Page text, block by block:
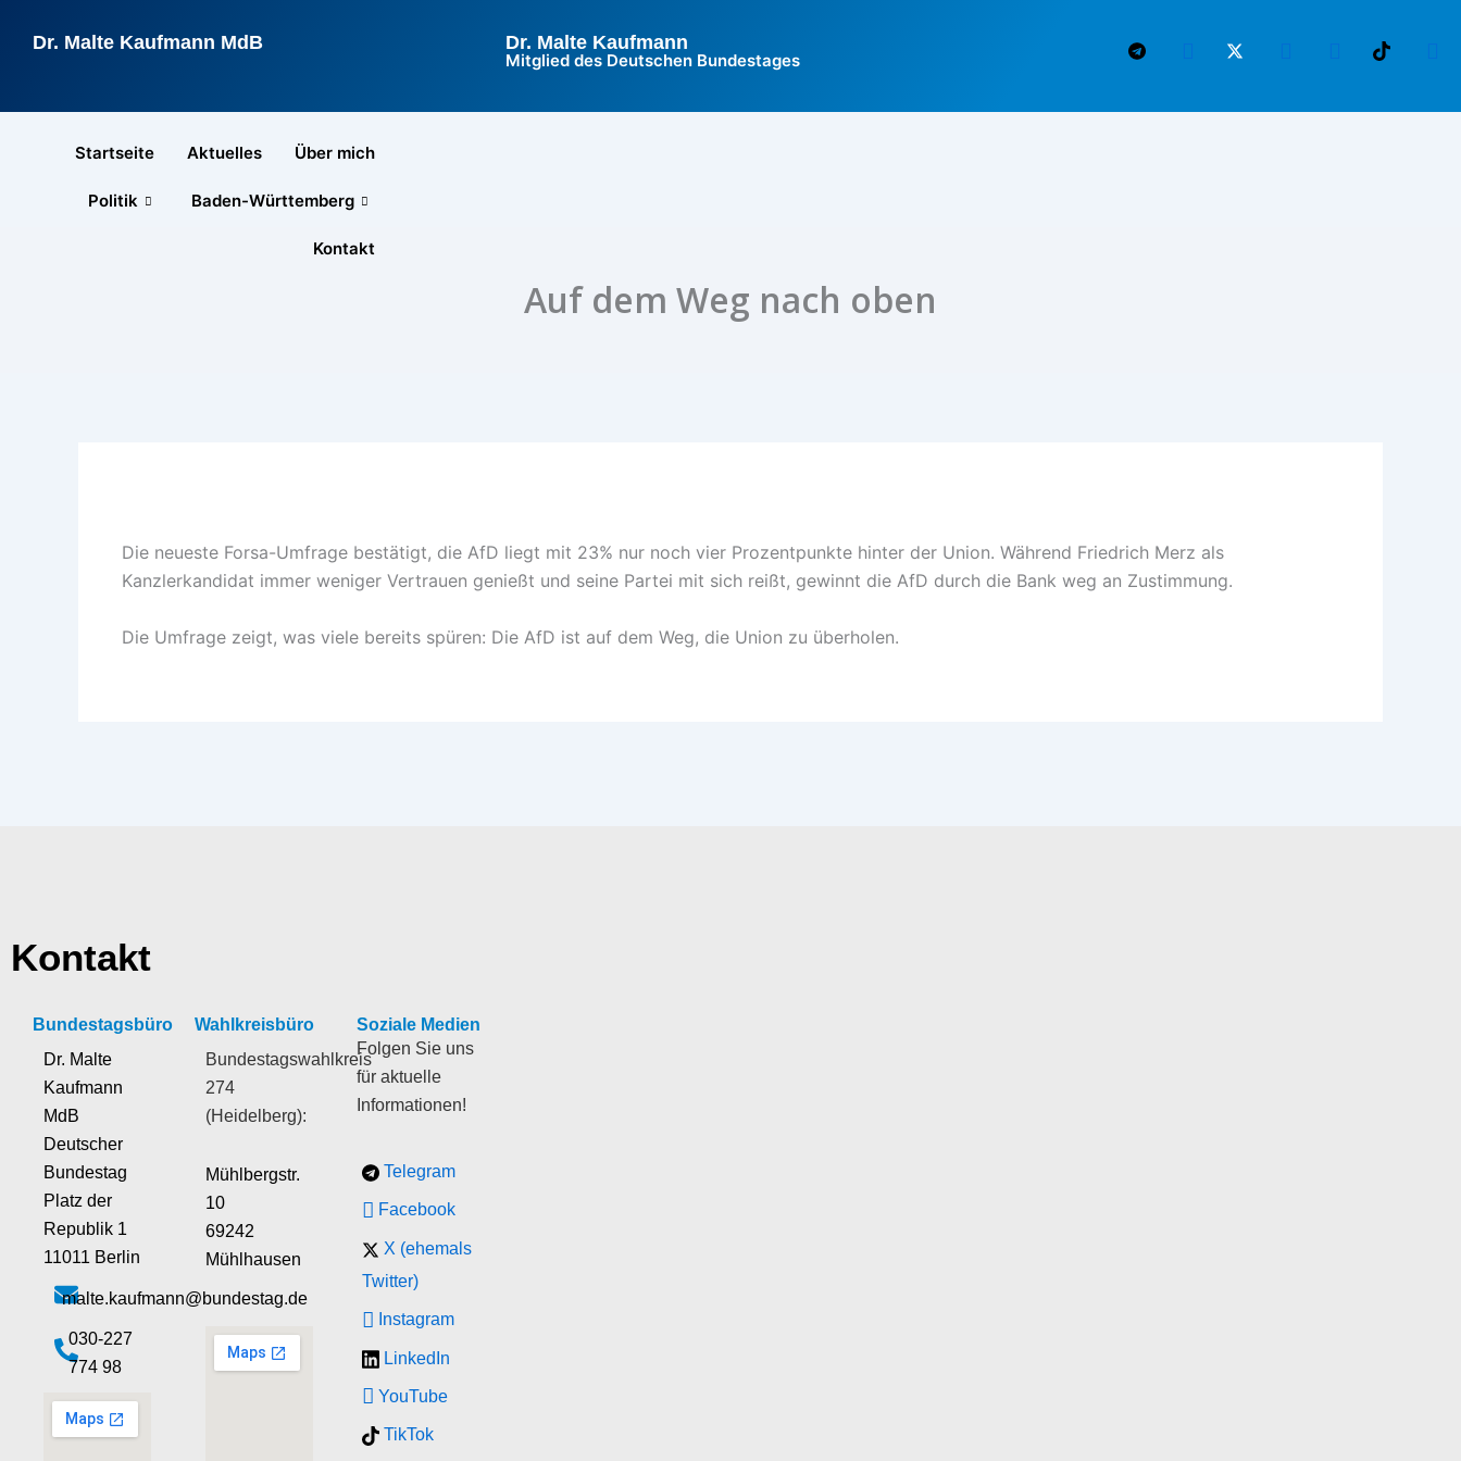
InhaltDr. Malte Kaufmann MdB Dr. Malte Kaufmann
Mitglied des Deutschen Bundestages
Startseite Aktuelles Über mich
Politik Baden-Württemberg
Kontakt
Auf dem Weg nach oben
Die neueste Forsa-Umfrage bestätigt, die AfD liegt mit 23% nur noch vier Prozentpunkte hinter der Union. Während Friedrich Merz als
Kanzlerkandidat immer weniger Vertrauen genießt und seine Partei mit sich reißt, gewinnt die AfD durch die Bank weg an Zustimmung.
Die Umfrage zeigt, was viele bereits spüren: Die AfD ist auf dem Weg, die Union zu überholen.
Kontakt
Bundestagsbüro
Dr. Malte
Kaufmann
MdB
Deutscher
Bundestag
Platz der
Republik 1
11011 Berlin
malte.kaufmann@bundestag.de
‭030-227
774 98‬
Wahlkreisbüro
Bundestagswahlkreis
274
(Heidelberg):
Mühlbergstr.
10
69242
Mühlhausen
Soziale Medien
Folgen Sie uns
für aktuelle
Informationen!
Telegram
Facebook
X (ehemals
Twitter)
Instagram
LinkedIn
YouTube
TikTok